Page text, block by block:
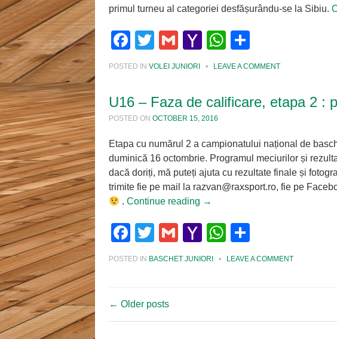
primul turneu al categoriei desfășurându-se la Sibiu.
Facebook
Twitter
GmailYahoo
Mail
WhatsApp
POSTED IN VOLEI JUNIORI • LEAVE A COMMENT
U16 – Faza de calificare, etapa 2 :
POSTED ON OCTOBER 15, 2016
Etapa cu numărul 2 a campionatului național de
duminică 16 octombrie. Programul meciurilor și
dacă doriți, mă puteți ajuta cu rezultate finale și
trimite fie pe mail la razvan@raxsport.ro, fie pe
.Continue reading →
Facebook
Twitter
GmailYahoo
Mail
WhatsApp
POSTED IN BASCHET JUNIORI • LEAVE A COMMENT
Post navigation
← Older posts